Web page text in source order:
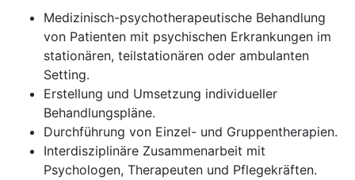
Medizinisch-psychotherapeutische Behandlung
von Patienten mit psychischen Erkrankungen im
stationären, teilstationären oder ambulanten
Setting.
Erstellung und Umsetzung individueller
Behandlungspläne.
Durchführung von Einzel- und Gruppentherapien.
Interdisziplinäre Zusammenarbeit mit
Psychologen, Therapeuten und Pflegekräften.